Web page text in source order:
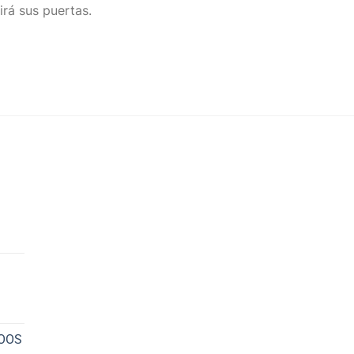
sus puertas.